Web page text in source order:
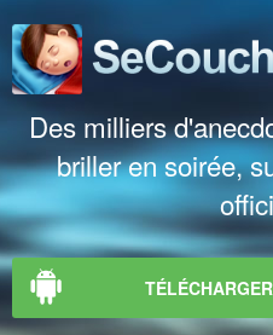
Des milliers
briller en soirée,